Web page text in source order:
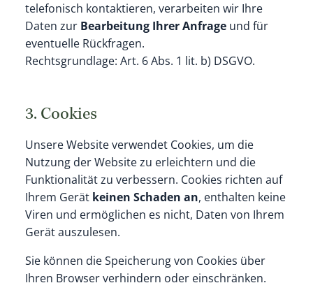
telefonisch kontaktieren, verarbeiten wir Ihre
Daten zur Bearbeitung Ihrer Anfrageund für
eventuelle Rückfragen.
Rechtsgrundlage: Art. 6 Abs. 1 lit. b) DSGVO.
3. Cookies
Unsere Website verwendet Cookies, um die
Nutzung der Website zu erleichtern und die
Funktionalität zu verbessern. Cookies richten auf
Ihrem Gerät keinen Schaden an, enthalten keine
Viren und ermöglichen es nicht, Daten von Ihrem
Gerät auszulesen.
Sie können die Speicherung von Cookies über
Ihren Browser verhindern oder einschränken.